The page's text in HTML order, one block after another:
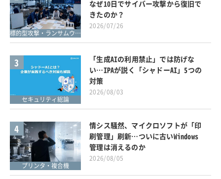
標的型攻撃・ランサムウェア対策
なぜ10日でサイバー攻撃から復旧で
きたのか？
2026/07/26
3
セキュリティ総論
「生成AIの利用禁止」では防げな
い…IPAが説く「シャドーAI」5つの
対策
2026/08/03
4
プリンタ・複合機
情シス騒然、マイクロソフトが「印
刷管理」刷新…ついに古いWindows
管理は消えるのか
2026/08/05